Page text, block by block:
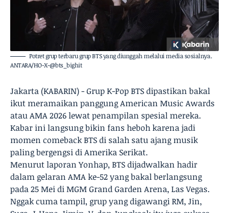
Potret grup terbaru grup BTS yang diunggah melalui media sosialnya.
ANTARA/HO-X-@bts_bighit
Jakarta (KABARIN) - Grup K-Pop BTS dipastikan bakal
ikut meramaikan panggung American Music Awards
atau AMA 2026 lewat penampilan spesial mereka.
Kabar ini langsung bikin fans heboh karena jadi
momen comeback BTS di salah satu ajang musik
paling bergengsi di Amerika Serikat.
Menurut laporan Yonhap, BTS dijadwalkan hadir
dalam gelaran AMA ke-52 yang bakal berlangsung
pada 25 Mei di MGM Grand Garden Arena, Las Vegas.
Nggak cuma tampil, grup yang digawangi RM, Jin,